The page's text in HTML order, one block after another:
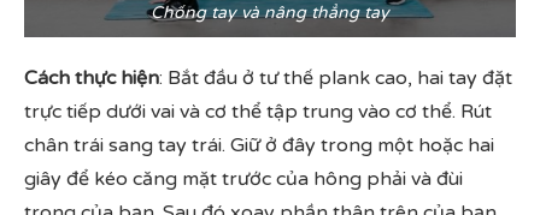
Chống tay và nâng thẳng tay
Cách thực hiện: Bắt đầu ở tư thế plank cao, hai tay đặt
trực tiếp dưới vai và cơ thể tập trung vào cơ thể. Rút
chân trái sang tay trái. Giữ ở đây trong một hoặc hai
giây để kéo căng mặt trước của hông phải và đùi